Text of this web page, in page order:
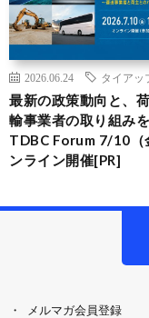
2026.06.24 タイアッ
最新の政策動向と、
輸事業者の取り組みを
TDBC Forum 7/10（
ンライン開催[PR]
メルマガ会員登録